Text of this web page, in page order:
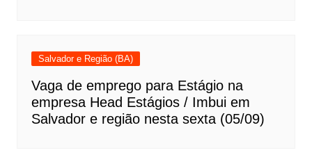
Salvador e Região (BA)
Vaga de emprego para Estágio na
empresa Head Estágios / Imbui em
Salvador e região nesta sexta (05/09)